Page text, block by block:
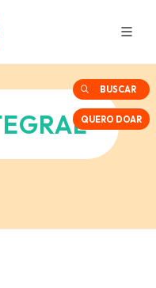
BUSCAR
QUERO DOAR